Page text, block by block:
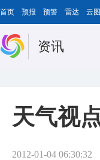
首页 预报 预警 雷达 云图
资讯
天气视
2012-01-04 06:30:32